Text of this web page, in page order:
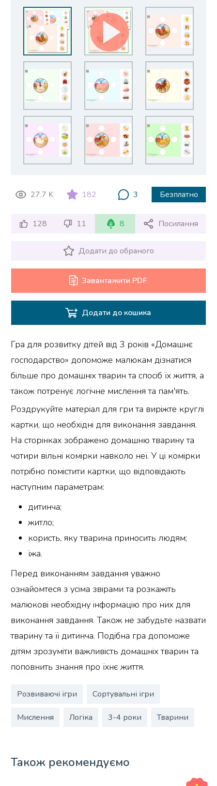
27.7 K 182 3 Безплатно
128 11 8 Посилання
Додати до обраного
Завантажити PDF
Додати до кошика
Гра для розвитку дітей від 3 років «Домашнє
господарство» допоможе малюкам дізнатися
більше про домашніх тварин та спосіб їх життя, а
також потренує логічне мислення та пам'ять.
Роздрукуйте матеріал для гри та виріжте круглі
картки, що необхідні для виконання завдання.
На сторінках зображено домашню тварину та
чотири вільні комірки навколо неї. У ці комірки
потрібно помістити картки, що відповідають
наступним параметрам:
дитинча;
житло;
користь, яку тварина приносить людям;
їжа.
Перед виконанням завдання уважно
ознайомтеся з усіма звірами та розкажіть
малюкові необхідну інформацію про них для
виконання завдання. Також не забудьте назвати
тварину та її дитинча. Подібна гра допоможе
дітям зрозуміти важливість домашніх тварин та
поповнить знання про їхнє життя.
Розвиваючі ігри Сортувальні ігри
Мислення Логіка 3-4 роки Тварини
Також рекомендуємо